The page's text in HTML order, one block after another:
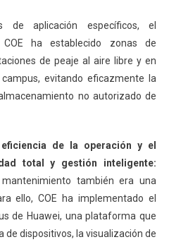
de aplicación específicos, el
ha establecido zonas de
de peaje al aire libre y en
evitando eficazmente la
no autorizado de
de la operación y el
total y gestión inteligente:
también era una
ello, COE ha implementado el
de Huawei, una plataforma que
dispositivos, la visualización de